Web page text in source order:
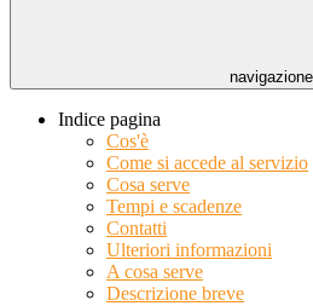
navigazione
Indice pagina
Cos'è
Come si accede al servizio
Cosa serve
Tempi e scadenze
Contatti
Ulteriori informazioni
A cosa serve
Descrizione breve